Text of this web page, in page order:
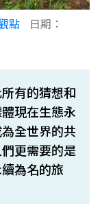
點
日期：
有的猜想和
現在生態永
全世界的共
更需要的是
為名的旅